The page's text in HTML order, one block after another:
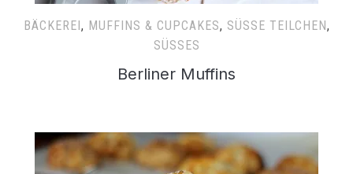
BÄCKEREI, MUFFINS & CUPCAKES, SÜSSE TEILCHEN
,
SÜSSES
Berliner Muffins